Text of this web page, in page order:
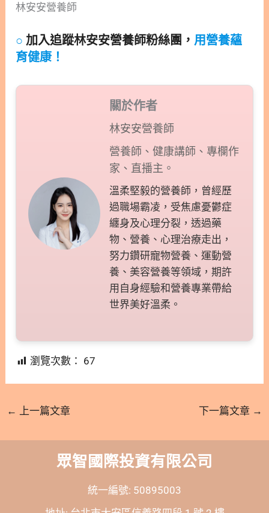
林安安營養師
○ 加入追蹤林安安營養師粉絲團，用營養蘊
育健康！
關於作者
林安安營養師
營養師、健康講師、專欄作
家、直播主。
溫柔堅毅的營養師，曾經歷
過職場霸凌，受焦慮憂鬱症
纏身及心理分裂，透過藥
物、營養、心理治療走出，
努力鑽研寵物營養、運動營
養、美容營養等領域，期許
用自身經驗和營養專業帶給
世界美好溫柔。
瀏覽次數： 67
← 上一篇文章 下一篇文章 →
眾智國際投資有限公司
統一編號: 50895003